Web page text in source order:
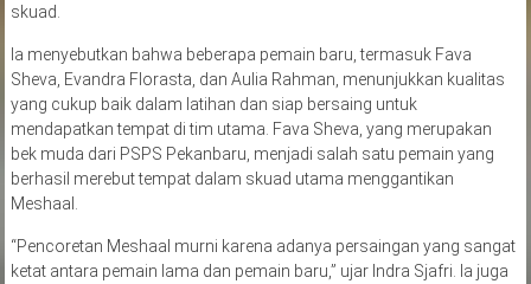
skuad.
Ia menyebutkan bahwa beberapa pemain baru, termasuk Fava
Sheva, Evandra Florasta, dan Aulia Rahman, menunjukkan kualitas
yang cukup baik dalam latihan dan siap bersaing untuk
mendapatkan tempat di tim utama. Fava Sheva, yang merupakan
bek muda dari PSPS Pekanbaru, menjadi salah satu pemain yang
berhasil merebut tempat dalam skuad utama menggantikan
Meshaal.
“Pencoretan Meshaal murni karena adanya persaingan yang sangat
ketat antara pemain lama dan pemain baru,” ujar Indra Sjafri. Ia juga